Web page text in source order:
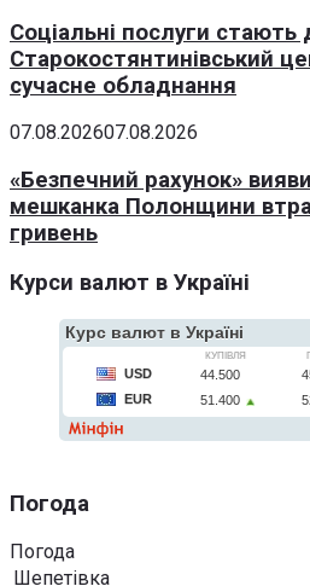
Соціальні послуги
Старокостянтинівський
сучасне обладнання
07.08.202607.08.2026
«Безпечний рахунок»
мешканка Полонщини
гривень
Курси валют в Україні
Погода
Погода
Шепетівка